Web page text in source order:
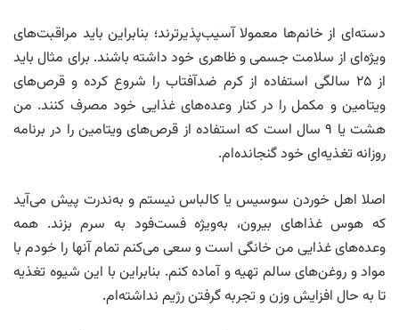
دسته‌ای از خانم‌ها معمولا آسیب‌پذیرترند؛ بنابراین باید مراقبت‌های
ویژه‌ای از سلامت جسمی و ظاهری خود داشته باشند. برای مثال باید
از ۲۵ سالگی استفاده از کرم ضدآفتاب را شروع کرده و قرص‌های
ویتامین و مکمل را در کنار وعده‌های غذایی خود مصرف کنند. من
هشت یا ۹ سال است که استفاده از قرص‌های ویتامین را در برنامه
روزانه تغذیه‌ای خود گنجانده‌ام.
اصلا اهل خوردن سوسیس یا کالباس نیستم و به‌ندرت پیش می‌آید
که هوس غذاهای بیرون، به‌ویژه فست‌فود به سرم بزند. همه
وعده‌های غذایی من خانگی است و سعی می‌کنم تمام آنها را خودم با
مواد و روغن‌های سالم تهیه و آماده کنم. بنابراین با این شیوه تغذیه
تا به حال افزایش وزن و تجربه گرفتن رژیم نداشته‌ام.